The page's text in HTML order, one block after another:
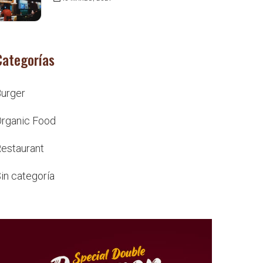
Food
categoría